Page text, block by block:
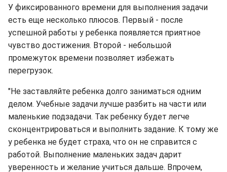
У фиксированного времени для выполнения задачи
есть еще несколько плюсов. Первый - после
успешной работы у ребенка появляется приятное
чувство достижения. Второй - небольшой
промежуток времени позволяет избежать
перегрузок.
"Не заставляйте ребенка долго заниматься одним
делом. Учебные задачи лучше разбить на части или
маленькие подзадачи. Так ребенку будет легче
сконцентрироваться и выполнить задание. К тому же
у ребенка не будет страха, что он не справится с
работой. Выполнение маленьких задач дарит
уверенность и желание учиться дальше. Впрочем,